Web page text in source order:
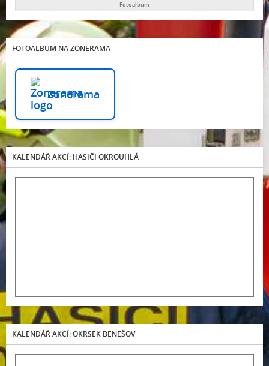
Fotoalbum
FOTOALBUM NA ZONERAMA
Zonerama
KALENDÁŘ AKCÍ: HASIČI OKROUHLÁ
KALENDÁŘ AKCÍ: OKRSEK BENEŠOV